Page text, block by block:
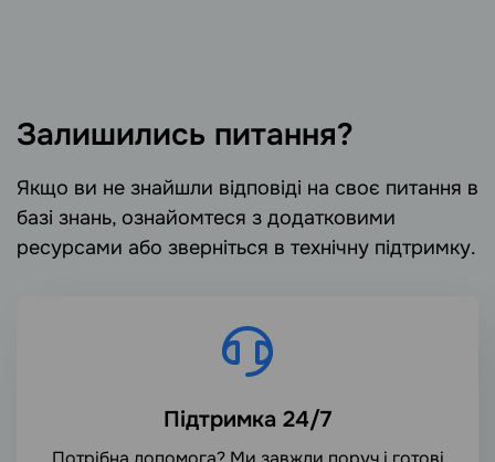
Залишились питання?
Якщо ви не знайшли відповіді на своє питання в
базі знань, ознайомтеся з додатковими
ресурсами або зверніться в технічну підтримку.
Підтримка 24/7